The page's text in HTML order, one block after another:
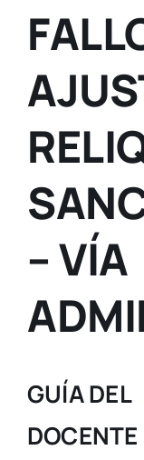
– VÍA
GUÍA DEL
DOCENTE